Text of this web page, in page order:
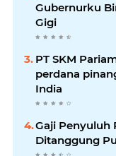
Gubernurku
Gigi
PT SKM
perdana
India
Gaji Penyuluh
Ditanggung